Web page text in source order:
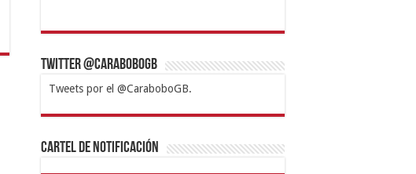
Twitter @CaraboboGB
Tweets por el @CaraboboGB.
1xbetBetturkeyBetistKralbetSupertotobetTipobet
https://mvbcasino.com/
Cartel de Notificación